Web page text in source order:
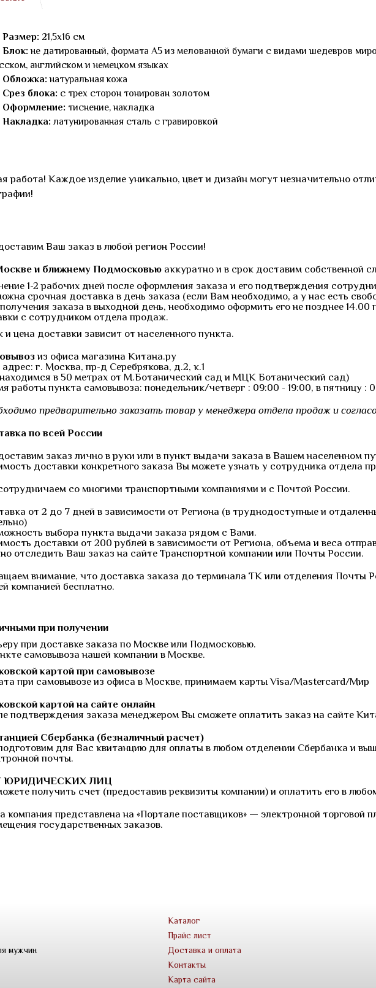
Размер: 21,5x16 см
Блок: не датированный, формата А5 из мелованной бумаги с видами шедевров
английском и немецком языках
Обложка: натуральная кожа
Срез блока: с трех сторон тонирован золотом
Оформление: тиснение, накладка
Накладка: латунированная сталь с гравировкой
работа! Каждое изделие уникально, цвет и дизайн могут незначительно
Ваш заказ в любой регион России!
и ближнему Подмосковью аккуратно и в срок доставим собственной
1-2 рабочих дней после оформления заказа и его подтверждения
срочная доставка в день заказа (если Вам необходимо, а у нас есть
заказа в выходной день, необходимо оформить его не позднее
с сотрудником отдела продаж.
и цена доставки зависит от населенного пункта.
из офиса магазина Китана.ру
г. Москва, пр-д Серебрякова, д.2, к.1
в 50 метрах от М.Ботанический сад и МЦК Ботанический сад)
работы пункта самовывоза: понедельник/четверг : 09:00 - 19:00, в пятницу :
предварительно заказать товар у менеджера отдела продаж и
по всей России
заказ лично в руки или в пункт выдачи заказа в Вашем населенном
доставки конкретного заказа Вы можете узнать у сотрудника отдела
со многими транспортными компаниями и с Почтой России.
от 2 до 7 дней в зависимости от Региона (в труднодоступные и
выбора пункта выдачи заказа рядом с Вами.
доставки от 200 рублей в зависимости от Региона, объема и веса
отследить Ваш заказ на сайте Транспортной компании или Почты России.
внимание, что доставка заказа до терминала ТК или отделения Почты
компанией бесплатно.
при получении
при доставке заказа по Москве или Подмосковью.
самовывоза нашей компании в Москве.
картой при самовывозе
при самовывозе из офиса в Москве, принимаем карты Visa/Mastercard/Мир
картой на сайте онлайн
подтверждения заказа менеджером Вы сможете оплатить заказ на сайте
Сбербанка (безналичный расчет)
для Вас квитанцию для оплаты в любом отделении Сбербанка и
почты.
ЮРИДИЧЕСКИХ ЛИЦ
получить счет (предоставив реквизиты компании) и оплатить его в
компания представлена на «Портале поставщиков» — электронной торговой
государственных заказов.
мужчин
Каталог
Прайс лист
Доставка и оплата
Контакты
Карта сайта